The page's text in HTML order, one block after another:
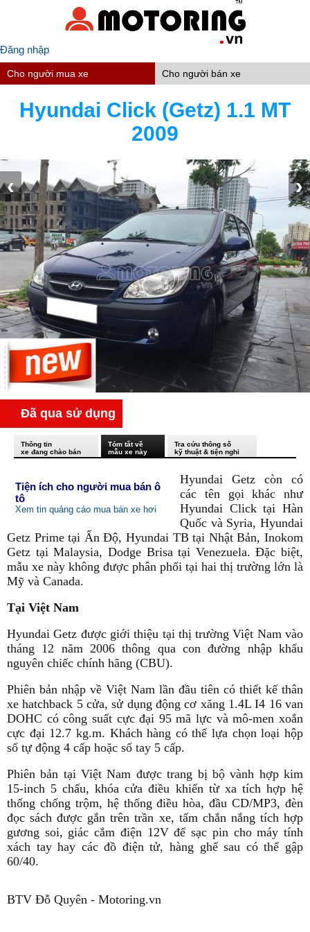
Đăng nhập
Cho người mua xe Cho người bán xe
Hyundai Click (Getz) 1.1 MT
2009
‹ ›
Đã qua sử dụng
Thông tin
xe đang chào bán
Tóm tắt về
mẫu xe này
Tra cứu thông số
kỹ thuật & tiện nghi
Tiện ích cho người mua bán ô
tô
Xem tin quảng cáo mua bán xe hơi
Hyundai Getz còn có
các tên gọi khác như
Hyundai Click tại Hàn
Quốc và Syria, Hyundai
Getz Prime tại Ấn Độ, Hyundai TB tại Nhật Bản, Inokom
Getz tại Malaysia, Dodge Brisa tại Venezuela. Đặc biệt,
mẫu xe này không được phân phối tại hai thị trường lớn là
Mỹ và Canada.
Tại Việt Nam
Hyundai Getz được giới thiệu tại thị trường Việt Nam vào
tháng 12 năm 2006 thông qua con đường nhập khẩu
nguyên chiếc chính hãng (CBU).
Phiên bản nhập về Việt Nam lần đầu tiên có thiết kế thân
xe hatchback 5 cửa, sử dụng động cơ xăng 1.4L I4 16 van
DOHC có công suất cực đại 95 mã lực và mô-men xoắn
cực đại 12.7 kg.m. Khách hàng có thể lựa chọn loại hộp
số tự động 4 cấp hoặc số tay 5 cấp.
Phiên bản tại Việt Nam được trang bị bộ vành hợp kim
15-inch 5 chấu, khóa cửa điều khiển từ xa tích hợp hệ
thống chống trộm, hệ thống điều hòa, đầu CD/MP3, đèn
đọc sách được gắn trên trần xe, tấm chắn nắng tích hợp
gương soi, giác cắm điện 12V để sạc pin cho máy tính
xách tay hay các đồ điện tử, hàng ghế sau có thể gập
60/40.
BTV Đỗ Quyên - Motoring.vn